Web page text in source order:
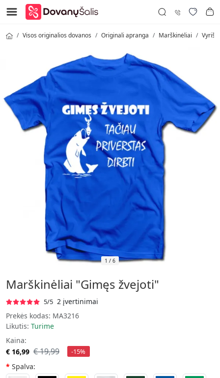
Visos originalios dovanos Originali apranga Marškinėliai
1 / 6
Marškinėliai "Gimęs žvejoti"
5/5 2 įvertinimai
Prekės kodas: MA3216
Likutis: Turime
Kaina:
€ 16,99 € 19,99 -15%
Spalva: